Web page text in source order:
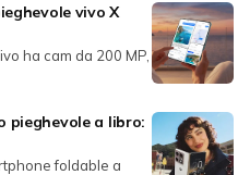
vivo X
ha cam da 200 MP,
pieghevole a libro:
foldable a